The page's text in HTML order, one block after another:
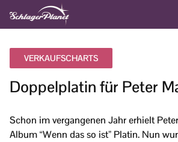
VERKAUFSCHARTS
Doppelplatin für Peter
Schon im vergangenen Jahr erhielt
Album “Wenn das so ist” Platin. Nun